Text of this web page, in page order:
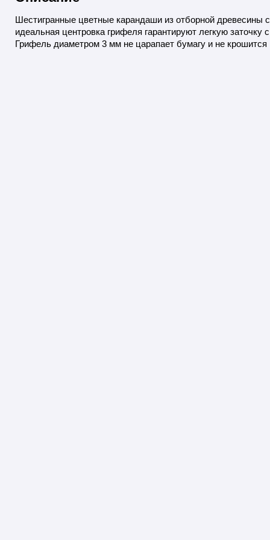
Шестигранные цветные карандаши из отборной древесины
идеальная центровка грифеля гарантируют легкую
Грифель диаметром 3 мм не царапает бумагу и не крошится